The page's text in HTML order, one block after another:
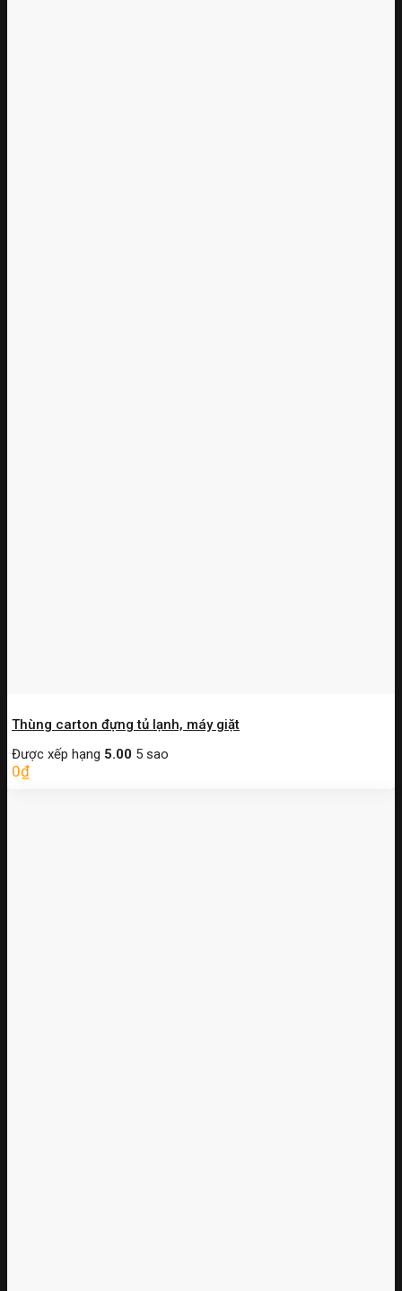
Thùng carton đựng tủ lạnh, máy giặt
Được xếp hạng 5.00 5 sao
0₫